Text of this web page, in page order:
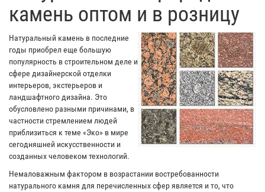
камень оптом и в розницу
Натуральный камень в последние
годы приобрел еще большую
популярность в строительном деле и
сфере дизайнерской отделки
интерьеров, экстерьеров и
ландшафтного дизайна. Это
обусловлено разными причинами, в
частности стремлением людей
приблизиться к теме «Эко» в мире
сегодняшней искусственности и
созданных человеком технологий.
Немаловажным фактором в возрастании востребованности
натурального камня для перечисленных сфер является и то, что